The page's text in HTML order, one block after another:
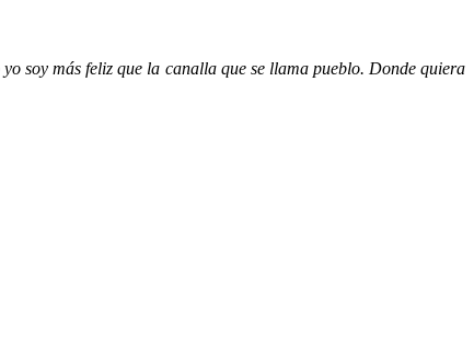
soy más feliz que la canalla que se llama pueblo. Donde quiera